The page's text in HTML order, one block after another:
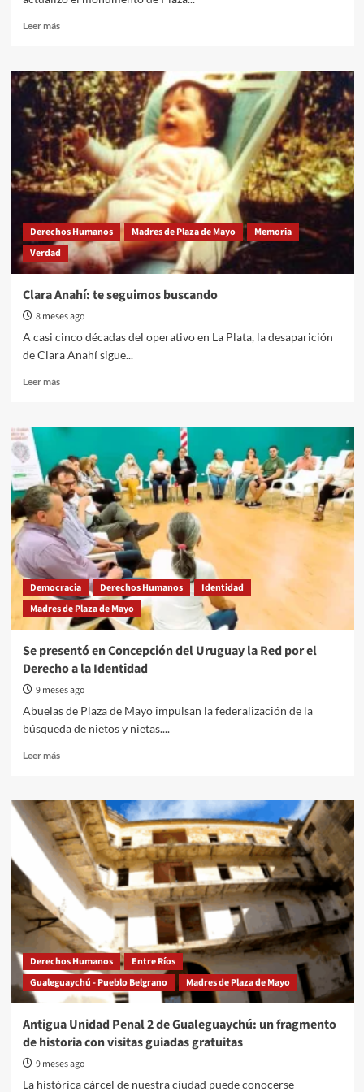
Leer másRead
Gualeguaychú
amplió
su
memorial
y
reconoció
a
las
37
víctimas
locales
de
la
Dictadura
Derechos Humanos Madres de Plaza de Mayo
Memoria
Verdad
Clara Anahí: te seguimos buscando
8 meses ago
A casi cinco décadas del operativo en La Plata, la desaparición
de Clara Anahí sigue...
Leer másRead
Clara
te
seguimos
buscando
Democracia Derechos Humanos
Identidad
Madres de Plaza de Mayo
Se presentó en Concepción del Uruguay la Red por el
Derecho a la Identidad
9 meses ago
Abuelas de Plaza de Mayo impulsan la federalización de la
búsqueda de nietos y nietas....
Leer másRead
Se
presentó
en
Concepción
del
Uruguay
Red
por
el
Derecho
a
la
Identidad
Derechos Humanos
Entre Ríos
Gualeguaychú - Pueblo Belgrano
Madres de Plaza de Mayo
Antigua Unidad Penal 2 de Gualeguaychú: un fragmento
de historia con visitas guiadas gratuitas
9 meses ago
La histórica cárcel de nuestra ciudad puede conocerse